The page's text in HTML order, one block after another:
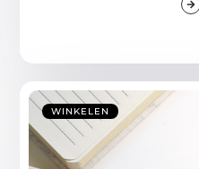
WINKELEN